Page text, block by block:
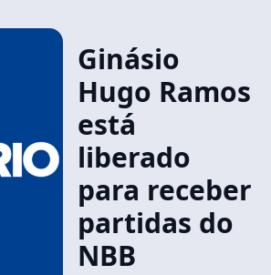
Ginásio
Hugo Ramos
está
liberado
para receber
partidas do
NBB